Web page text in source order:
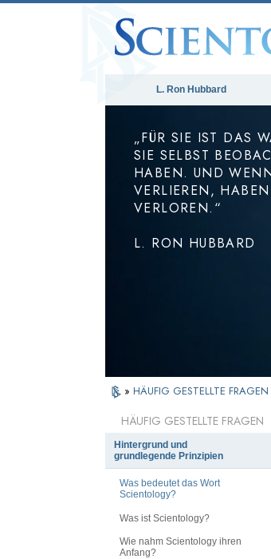
L. Ron Hubbard
„FÜR SIE IST DAS
SIE SELBST
HABEN. UND
VERLIEREN,
VERLOREN.“
L. RON HUBBARD
» HÄUFIG GESTELLTE FRAGEN
HÄUFIG GESTELLTE FRAGEN
Hintergrund und
grundlegende Prinzipien
Was bedeutet das Wort
Scientology?
Was ist Scientology?
Wie nahm Scientology ihren
Anfang?